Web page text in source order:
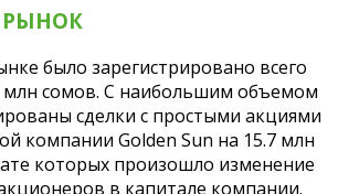
было зарегистрировано всего
млн сомов. С наибольшим объемом
сделки с простыми акциями
компании Golden Sun на 15.7 млн
которых произошло изменение
в капитале компании.